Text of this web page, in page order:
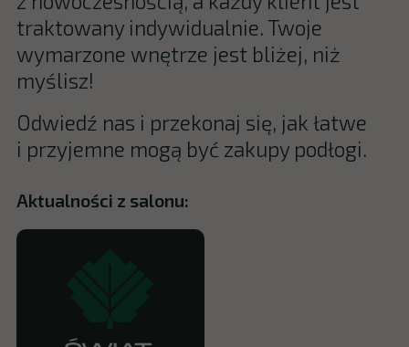
Aktualności z salonu:
traktowany indywidualnie. Twoje
wymarzone wnętrze jest bliżej, niż
myślisz!
Odwiedź nas i przekonaj się, jak łatwe
i przyjemne mogą być zakupy podłogi.